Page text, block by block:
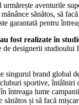
urmărește aventurile
sănătos, să
garantată pentru
fost realizate în
designerii
brand
sportive, întâlniri
întreaga lume
și să facă